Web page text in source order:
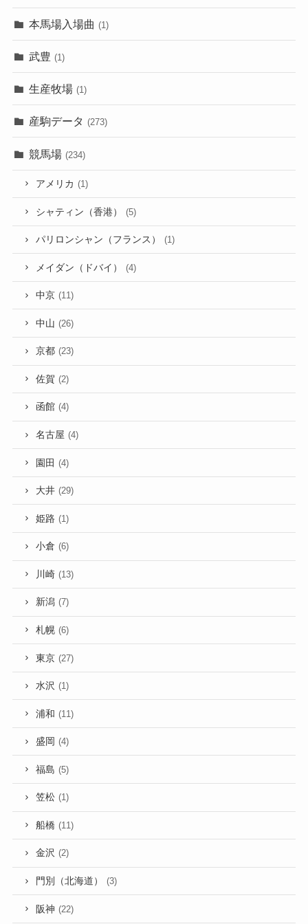
本馬場入場曲 (1)
武豊 (1)
生産牧場 (1)
産駒データ (273)
競馬場 (234)
アメリカ (1)
シャティン（香港） (5)
パリロンシャン（フランス） (1)
メイダン（ドバイ） (4)
中京 (11)
中山 (26)
京都 (23)
佐賀 (2)
函館 (4)
名古屋 (4)
園田 (4)
大井 (29)
姫路 (1)
小倉 (6)
川崎 (13)
新潟 (7)
札幌 (6)
東京 (27)
水沢 (1)
浦和 (11)
盛岡 (4)
福島 (5)
笠松 (1)
船橋 (11)
金沢 (2)
門別（北海道） (3)
阪神 (22)